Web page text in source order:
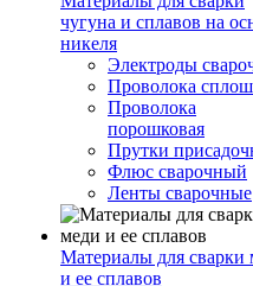
чугуна и сплавов на
никеля
Электроды
Проволока
Проволока
порошковая
Прутки
Флюс сварочный
Ленты сварочные
Материалы для сварки
и ее сплавов